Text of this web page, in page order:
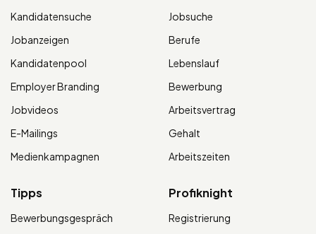
Kandidatensuche
Jobanzeigen
Kandidatenpool
Employer Branding
Jobvideos
E-Mailings
Medienkampagnen
Jobsuche
Berufe
Lebenslauf
Bewerbung
Arbeitsvertrag
Gehalt
Arbeitszeiten
Tipps
Bewerbungsgespräch
Profiknight
Registrierung